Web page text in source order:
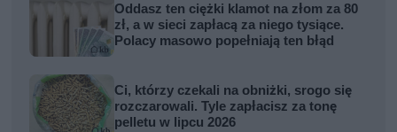
Oddasz ten ciężki klamot na złom za 80
zł, a w sieci zapłacą za niego tysiące.
Polacy masowo popełniają ten błąd
Ci, którzy czekali na obniżki, srogo się
rozczarowali. Tyle zapłacisz za tonę
pelletu w lipcu 2026